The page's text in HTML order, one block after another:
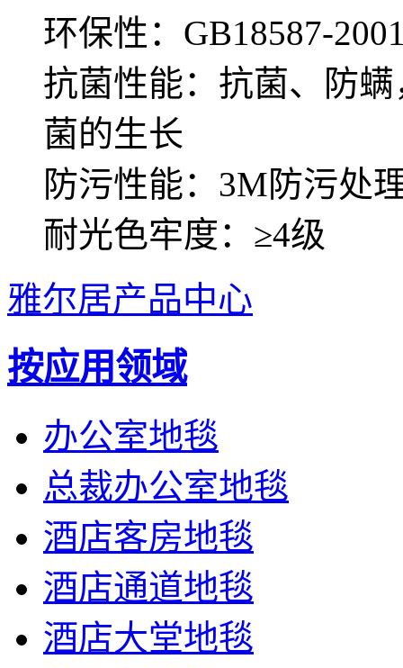
环保性：GB18587-
抗菌性能：抗菌、防
菌的生长
防污性能：3M防污处
耐光色牢度：≥4级
雅尔居产品中心
按应用领域
办公室地毯
总裁办公室地毯
酒店客房地毯
酒店通道地毯
酒店大堂地毯